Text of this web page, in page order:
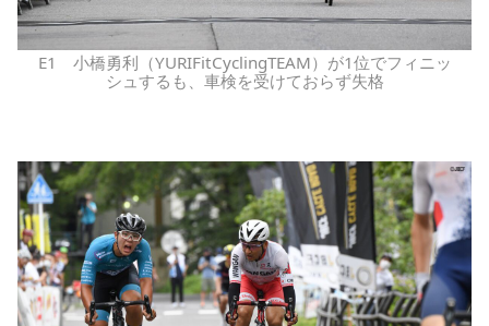
E1 小橋勇利（YURIFitCyclingTEAM）が1位でフィニッ
シュするも、車検を受けておらず失格